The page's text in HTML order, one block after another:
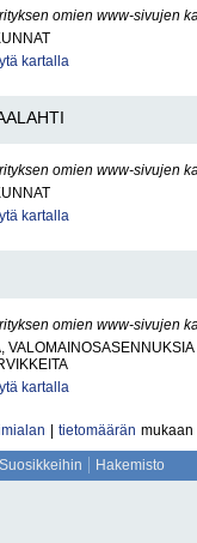
omien www-sivujen
kartalla
omien www-sivujen
kartalla
omien www-sivujen
VALOMAINOSASENNUKSIA
kartalla
tietomäärän mukaan
Hakemisto